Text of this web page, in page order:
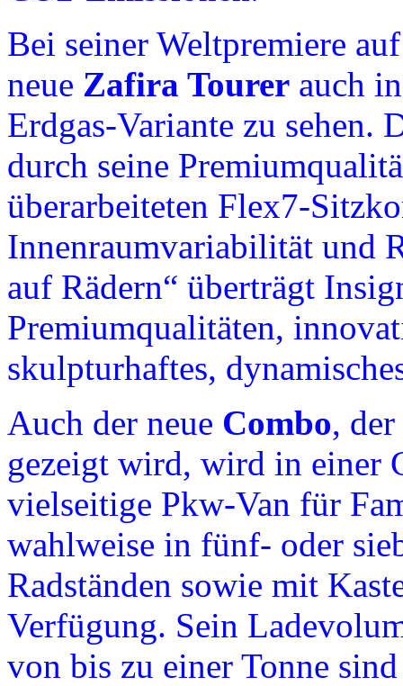
Bei seiner Weltpremiere
neue Zafira Tourer auch
Erdgas-Variante zu sehen.
durch seine
überarbeiteten Flex7-
Innenraumvariabilität und
auf Rädern“ überträgt
Premiumqualitäten,
skulpturhaftes,
Auch der neue Combo,
gezeigt wird, wird in einer
vielseitige Pkw-Van für
wahlweise in fünf- oder
Radständen sowie mit
Verfügung. Sein
von bis zu einer Tonne